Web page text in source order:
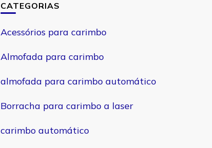
CATEGORIAS
Acessórios para carimbo
Almofada para carimbo
almofada para carimbo automático
Borracha para carimbo a laser
carimbo automático